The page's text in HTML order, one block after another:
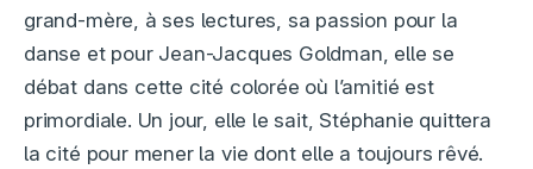
grand-mère, à ses lectures, sa passion pour la
danse et pour Jean-Jacques Goldman, elle se
débat dans cette cité colorée où l’amitié est
primordiale. Un jour, elle le sait, Stéphanie quittera
la cité pour mener la vie dont elle a toujours rêvé.